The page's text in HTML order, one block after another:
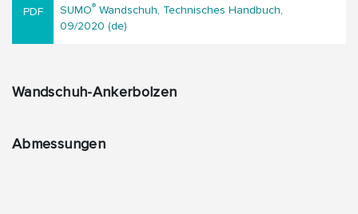
SUMO® Wandschuh, Technisches Handbuch,
09/2020 (de)
Wandschuh-Ankerbolzen
Abmessungen